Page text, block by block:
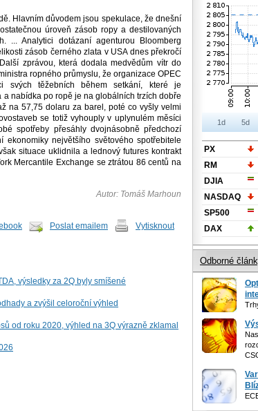
Hlavním důvodem jsou spekulace, že dnešní
úroveň zásob ropy a destilovaných
... Analytici dotázaní agenturou Bloomberg
zásob černého zlata v USA dnes překročí
zprávou, která dodala medvědům vítr do
ropného průmyslu, že organizace OPEC
svých těžebních během setkání, které je
nabídka po ropě je na globálních trzích dobře
na 57,75 dolaru za barel, poté co vyšly velmi
se totiž vyhouply v uplynulém měsíci
spotřeby přesáhly dvojnásobně předchozí
největšího světového spotřebitele
situace uklidnila a lednový futures kontrakt
Mercantile Exchange se ztrátou 86 centů na
Autor: Tomáš Marhoun
Poslat emailem Vytisknout
výsledky za 2Q byly smíšené
a zvýšil celoroční výhled
od roku 2020, výhled na 3Q výrazně zklamal
1d 5d
PX
RM
DJIA
NASDAQ
SP500
DAX
Odborné